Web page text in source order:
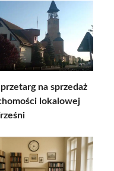
na sprzedaż
lokalowej